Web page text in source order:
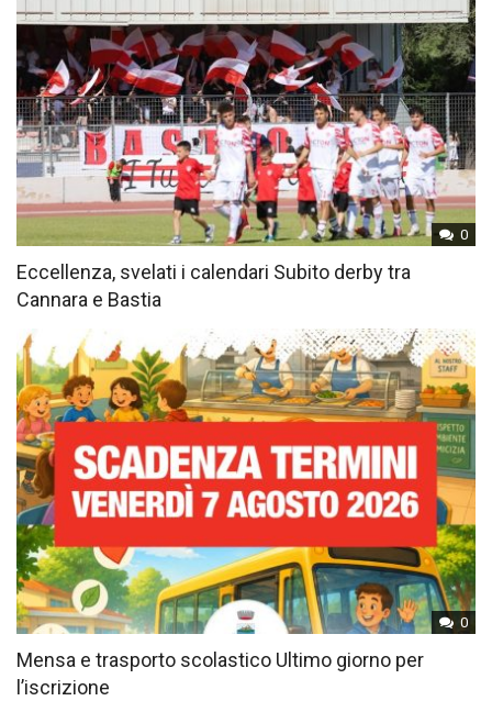
0
Eccellenza, svelati i calendari Subito derby tra
Cannara e Bastia
0
Mensa e trasporto scolastico Ultimo giorno per
l’iscrizione